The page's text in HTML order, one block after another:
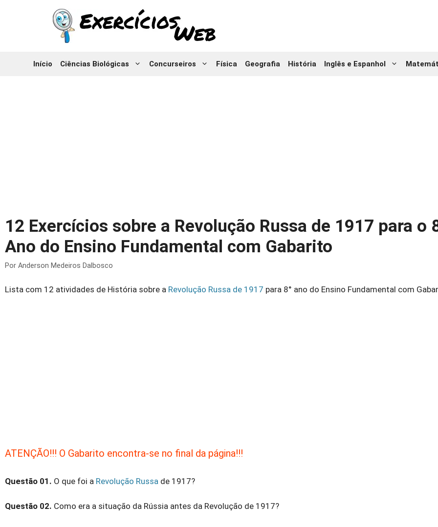
Início Ciências Biológicas Concurseiros Física Geografia História Inglês e Espanhol
12 Exercícios sobre a Revolução Russa de 1917 para o
Ano do Ensino Fundamental com Gabarito
Por Anderson Medeiros Dalbosco
Lista com 12 atividades de História sobre a Revolução Russa de 1917 para 8° ano do Ensino Fundamental com
ATENÇÃO!!! O Gabarito encontra-se no final da página!!!
Questão 01. O que foi a Revolução Russa de 1917?
Questão 02. Como era a situação da Rússia antes da Revolução de 1917?